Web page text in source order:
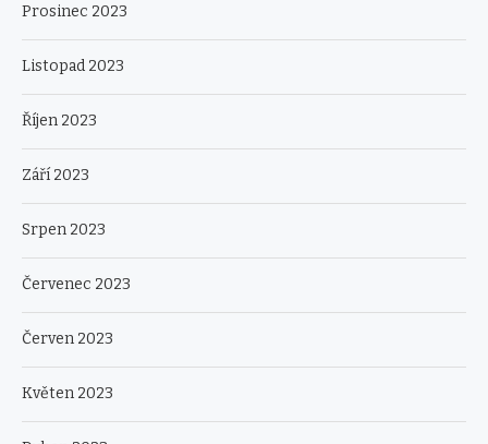
Prosinec 2023
Listopad 2023
Říjen 2023
Září 2023
Srpen 2023
Červenec 2023
Červen 2023
Květen 2023